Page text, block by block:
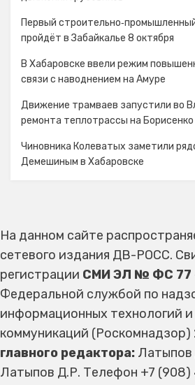
Первый
пройдёт в Забайкалье 8 октября
В Хабаровске ввели режим
связи с наводнением на Амуре
Движение трамваев запустили во
ремонта теплотрассы на Борисенко
Чиновника Колеватых заметили
Демешиным в Хабаровске
На данном сайте
сетевого издания ДВ-РОСС.
регистрации СМИ ЭЛ № ФС 77
Федеральной службой по
информационных технологий
коммуникаций (Роскомнадзор)
главного редактора: Латыпов
Латыпов Д.Р. Телефон +7